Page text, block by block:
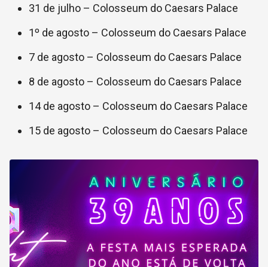
31 de julho – Colosseum do Caesars Palace
1º de agosto – Colosseum do Caesars Palace
7 de agosto – Colosseum do Caesars Palace
8 de agosto – Colosseum do Caesars Palace
14 de agosto – Colosseum do Caesars Palace
15 de agosto – Colosseum do Caesars Palace